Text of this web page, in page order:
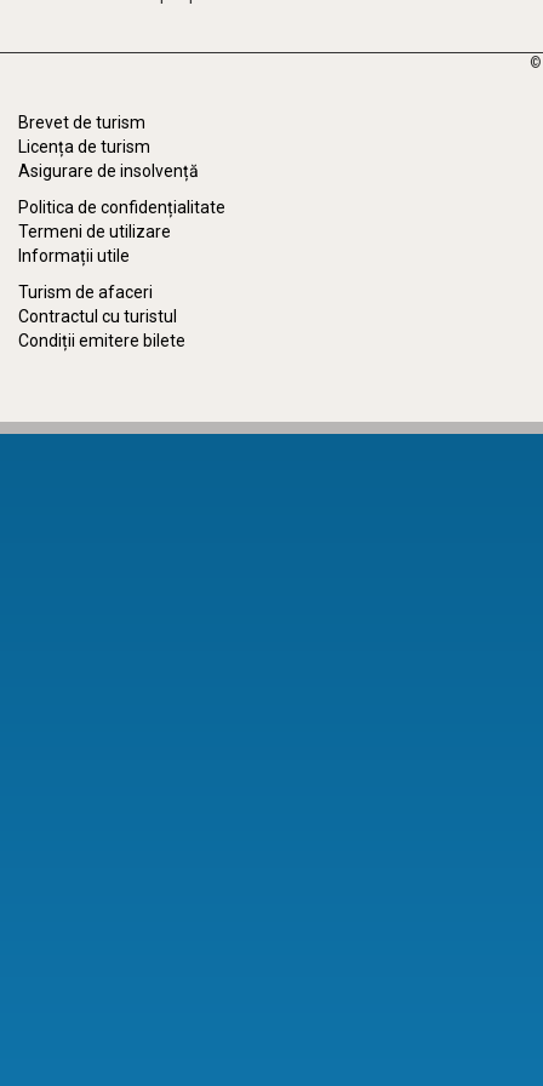
©
Brevet de turism
Licența de turism
Asigurare de insolvență
Politica de confidențialitate
Termeni de utilizare
Informații utile
Turism de afaceri
Contractul cu turistul
Condiții emitere bilete